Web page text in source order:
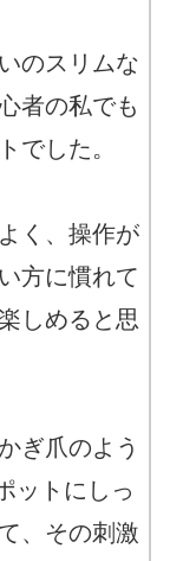
のスリムな
者の私でも
でした。
く、操作が
方に慣れて
しめると思
ぎ爪のよう
ットにしっ
、その刺激